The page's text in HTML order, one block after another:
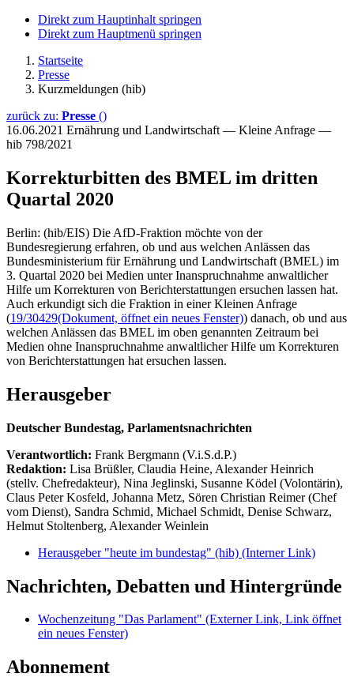
Direkt zum Hauptinhalt springen
Direkt zum Hauptmenü springen
Startseite
Presse
Kurzmeldungen (hib)
zurück zu: Presse ()
16.06.2021 Ernährung und Landwirtschaft — Kleine Anfrage —
hib 798/2021
Korrekturbitten des BMEL im dritten
Quartal 2020
Berlin: (hib/EIS) Die AfD-Fraktion möchte von der
Bundesregierung erfahren, ob und aus welchen Anlässen das
Bundesministerium für Ernährung und Landwirtschaft (BMEL) im
3. Quartal 2020 bei Medien unter Inanspruchnahme anwaltlicher
Hilfe um Korrekturen von Berichterstattungen ersuchen lassen hat.
Auch erkundigt sich die Fraktion in einer Kleinen Anfrage
(19/30429(Dokument, öffnet ein neues Fenster)) danach, ob und aus
welchen Anlässen das BMEL im oben genannten Zeitraum bei
Medien ohne Inanspruchnahme anwaltlicher Hilfe um Korrekturen
von Berichterstattungen hat ersuchen lassen.
Herausgeber
Deutscher Bundestag, Parlamentsnachrichten
Verantwortlich: Frank Bergmann (V.i.S.d.P.)
Redaktion: Lisa Brüßler, Claudia Heine, Alexander Heinrich
(stellv. Chefredakteur), Nina Jeglinski, Susanne Ködel (Volontärin),
Claus Peter Kosfeld, Johanna Metz, Sören Christian Reimer (Chef
vom Dienst), Sandra Schmid, Michael Schmidt, Denise Schwarz,
Helmut Stoltenberg, Alexander Weinlein
Herausgeber "heute im bundestag" (hib) (Interner Link)
Nachrichten, Debatten und Hintergründe
Wochenzeitung "Das Parlament" (Externer Link, Link öffnet
ein neues Fenster)
Abonnement